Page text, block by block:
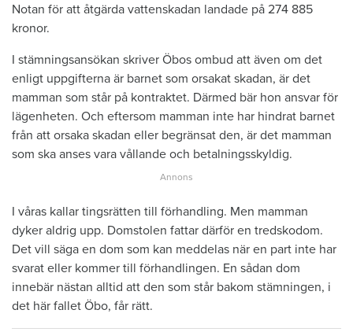
Notan för att åtgärda vattenskadan landade på 274 885
kronor.
I stämningsansökan skriver Öbos ombud att även om det
enligt uppgifterna är barnet som orsakat skadan, är det
mamman som står på kontraktet. Därmed bär hon ansvar för
lägenheten. Och eftersom mamman inte har hindrat barnet
från att orsaka skadan eller begränsat den, är det mamman
som ska anses vara vållande och betalningsskyldig.
I våras kallar tingsrätten till förhandling. Men mamman
dyker aldrig upp. Domstolen fattar därför en tredskodom.
Det vill säga en dom som kan meddelas när en part inte har
svarat eller kommer till förhandlingen. En sådan dom
innebär nästan alltid att den som står bakom stämningen, i
det här fallet Öbo, får rätt.